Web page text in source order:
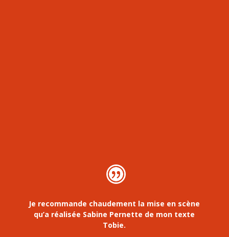
Je recommande chaudement la mise en scène
qu’a réalisée Sabine Pernette de mon texte
Tobie.